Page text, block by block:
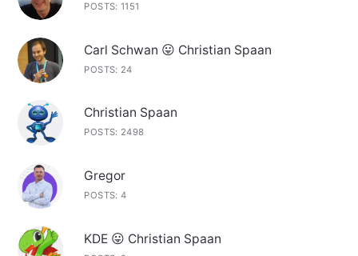
POSTS: 1151
Carl Schwan 😛 Christian Spaan
POSTS: 24
Christian Spaan
POSTS: 2498
Gregor
POSTS: 4
KDE 😛 Christian Spaan